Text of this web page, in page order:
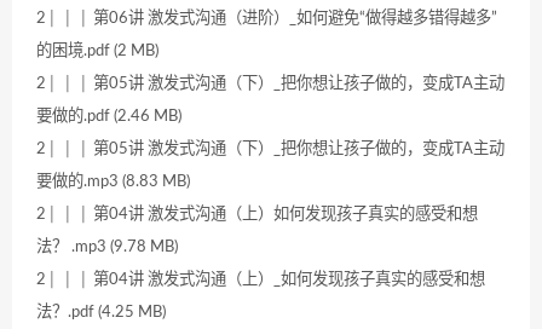
2│ │ │ 第06讲 激发式沟通（进阶）_如何避免“做得越多错得越多”
的困境.pdf (2 MB)
2│ │ │ 第05讲 激发式沟通（下）_把你想让孩子做的，变成TA主动
要做的.pdf (2.46 MB)
2│ │ │ 第05讲 激发式沟通（下）_把你想让孩子做的，变成TA主动
要做的.mp3 (8.83 MB)
2│ │ │ 第04讲 激发式沟通（上）如何发现孩子真实的感受和想
法？ .mp3 (9.78 MB)
2│ │ │ 第04讲 激发式沟通（上）_如何发现孩子真实的感受和想
法？.pdf (4.25 MB)